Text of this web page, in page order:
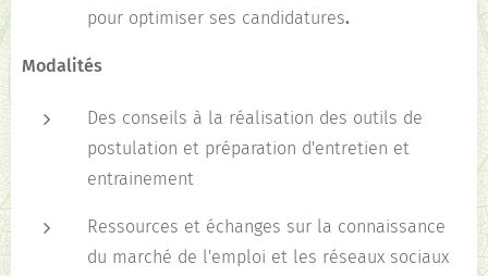
pour optimiser ses candidatures.
Modalités
Des conseils à la réalisation des outils de
postulation et préparation d'entretien et
entrainement
Ressources et échanges sur la connaissance
du marché de l'emploi et les réseaux sociaux